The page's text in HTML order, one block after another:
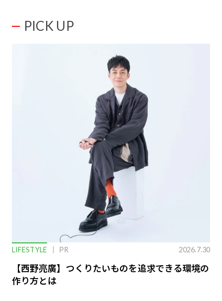
PICK UP
LIFESTYLE PR 2026.7.30
【西野亮廣】つくりたいものを追求できる環境の
作り方とは